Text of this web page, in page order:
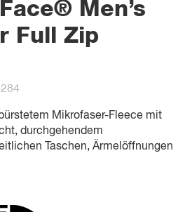
Men’s
Full Zip
Mikrofaser-Fleece mit
durchgehendem
Taschen, Ärmelöffnungen